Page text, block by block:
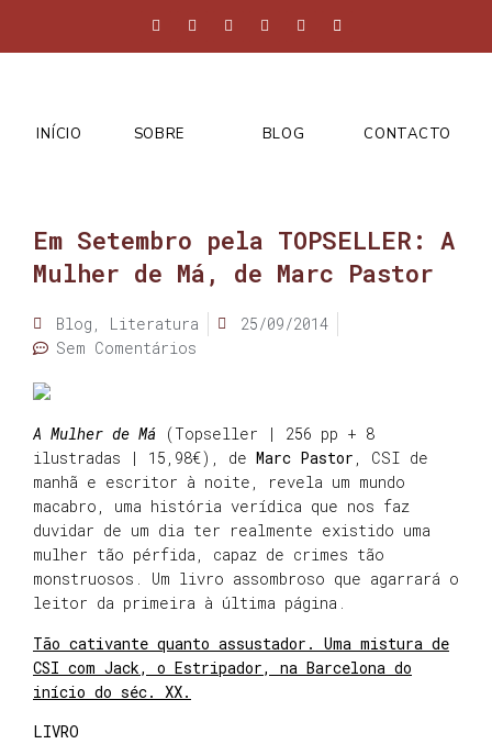
INÍCIO SOBRE BLOG CONTACTO
Em Setembro pela TOPSELLER: A
Mulher de Má, de Marc Pastor
Blog , Literatura
25/09/2014
Sem Comentários
A Mulher de Má (Topseller | 256 pp + 8
ilustradas | 15,98€), de Marc Pastor , CSI de
manhã e escritor à noite, revela um mundo
macabro, uma história verídica que nos faz
duvidar de um dia ter realmente existido uma
mulher tão pérfida, capaz de crimes tão
monstruosos. Um livro assombroso que agarrará o
leitor da primeira à última página.
Tão cativante quanto assustador. Uma mistura de
CSI com Jack, o Estripador, na Barcelona do
início do séc. XX.
LIVRO